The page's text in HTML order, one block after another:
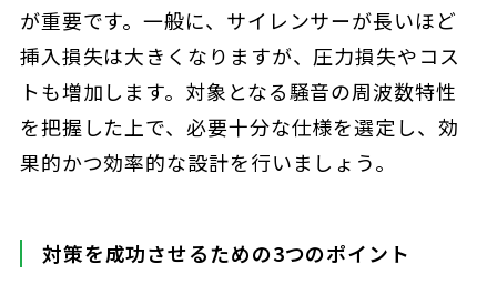
が重要です。一般に、サイレンサーが長いほど
挿入損失は大きくなりますが、圧力損失やコス
トも増加します。対象となる騒音の周波数特性
を把握した上で、必要十分な仕様を選定し、効
果的かつ効率的な設計を行いましょう。
対策を成功させるための3つのポイント